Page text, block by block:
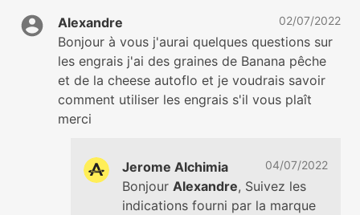
Alexandre 02/07/2022
Bonjour à vous j'aurai quelques questions sur
les engrais j'ai des graines de Banana pêche
et de la cheese autoflo et je voudrais savoir
comment utiliser les engrais s'il vous plaît
merci
Jerome Alchimia 04/07/2022
Bonjour Alexandre, Suivez les
indications fourni par la marque